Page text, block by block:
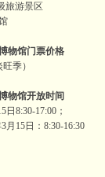
旅游景区
物馆门票价格
季）
物馆开放时间
日8:30-17:00；
月15日：8:30-16:30